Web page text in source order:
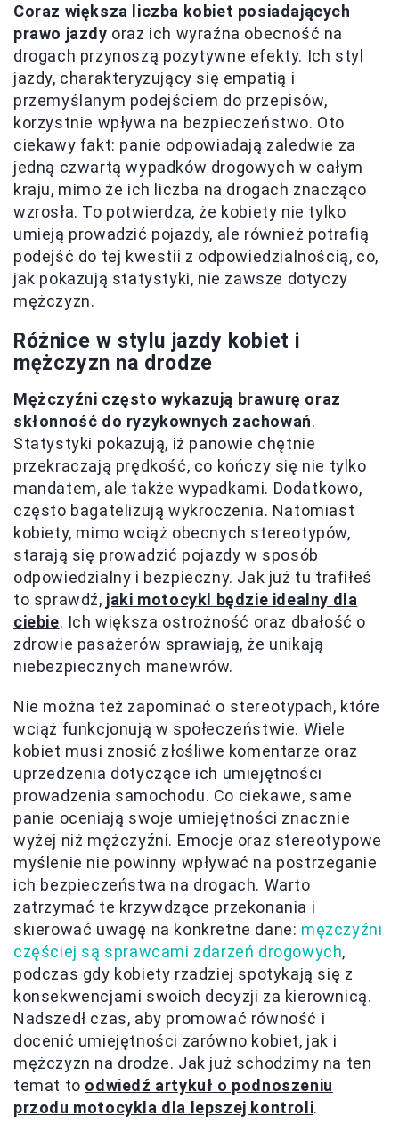
Coraz większa liczba kobiet posiadających
prawo jazdy oraz ich wyraźna obecność na
drogach przynoszą pozytywne efekty. Ich styl
jazdy, charakteryzujący się empatią i
przemyślanym podejściem do przepisów,
korzystnie wpływa na bezpieczeństwo. Oto
ciekawy fakt: panie odpowiadają zaledwie za
jedną czwartą wypadków drogowych w całym
kraju, mimo że ich liczba na drogach znacząco
wzrosła. To potwierdza, że kobiety nie tylko
umieją prowadzić pojazdy, ale również potrafią
podejść do tej kwestii z odpowiedzialnością, co,
jak pokazują statystyki, nie zawsze dotyczy
mężczyzn.
Różnice w stylu jazdy kobiet i
mężczyzn na drodze
Mężczyźni często wykazują brawurę oraz
skłonność do ryzykownych zachowań.
Statystyki pokazują, iż panowie chętnie
przekraczają prędkość, co kończy się nie tylko
mandatem, ale także wypadkami. Dodatkowo,
często bagatelizują wykroczenia. Natomiast
kobiety, mimo wciąż obecnych stereotypów,
starają się prowadzić pojazdy w sposób
odpowiedzialny i bezpieczny. Jak już tu trafiłeś
to sprawdź, jaki motocykl będzie idealny dla
ciebie. Ich większa ostrożność oraz dbałość o
zdrowie pasażerów sprawiają, że unikają
niebezpiecznych manewrów.
Nie można też zapominać o stereotypach, które
wciąż funkcjonują w społeczeństwie. Wiele
kobiet musi znosić złośliwe komentarze oraz
uprzedzenia dotyczące ich umiejętności
prowadzenia samochodu. Co ciekawe, same
panie oceniają swoje umiejętności znacznie
wyżej niż mężczyźni. Emocje oraz stereotypowe
myślenie nie powinny wpływać na postrzeganie
ich bezpieczeństwa na drogach. Warto
zatrzymać te krzywdzące przekonania i
skierować uwagę na konkretne dane: mężczyźni
częściej są sprawcami zdarzeń drogowych,
podczas gdy kobiety rzadziej spotykają się z
konsekwencjami swoich decyzji za kierownicą.
Nadszedł czas, aby promować równość i
docenić umiejętności zarówno kobiet, jak i
mężczyzn na drodze. Jak już schodzimy na ten
temat to odwiedź artykuł o podnoszeniu
przodu motocykla dla lepszej kontroli.